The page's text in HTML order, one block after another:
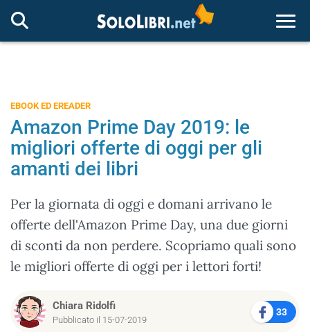
EBOOK ED EREADER
Amazon Prime Day 2019: le
migliori offerte di oggi per gli
amanti dei libri
Per la giornata di oggi e domani arrivano le
offerte dell'Amazon Prime Day, una due giorni
di sconti da non perdere. Scopriamo quali sono
le migliori offerte di oggi per i lettori forti!
Chiara Ridolfi
Pubblicato il 15-07-2019
33